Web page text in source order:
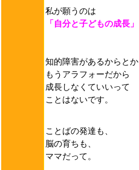
私が願うのは
「自分と子どもの成長」
知的障害があるからとか
もうアラフォーだから
成長しなくていいって
ことはないです。
ことばの発達も、
脳の育ちも、
ママだって。